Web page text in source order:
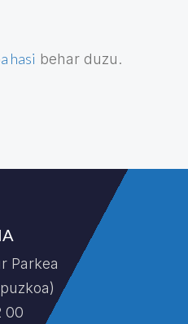
hasi behar duzu.
Parkea
00